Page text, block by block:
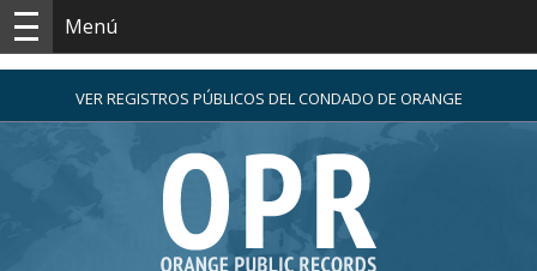
Menú
VER REGISTROS PÚBLICOS DEL CONDADO DE ORANGE